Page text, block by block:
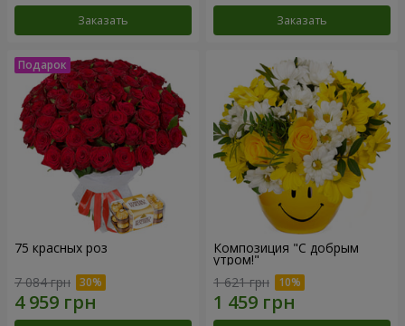
Заказать Заказать
75 красных роз
7 084 грн
Композиция "С добрым
утром!"
1 621 грн